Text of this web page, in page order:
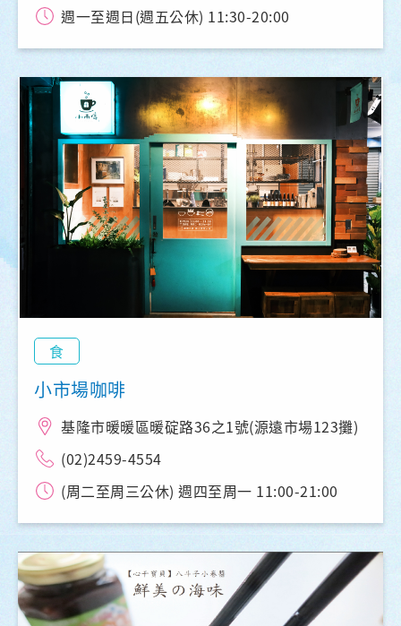
週一至週日(週五公休) 11:30-20:00
食
小市場咖啡
基隆市暖暖區暖碇路36之1號(源遠市場123攤)
(02)2459-4554
(周二至周三公休) 週四至周一 11:00-21:00